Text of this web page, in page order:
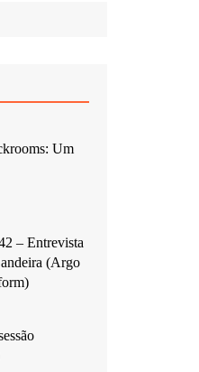
Um
– Entrevista
(Argo